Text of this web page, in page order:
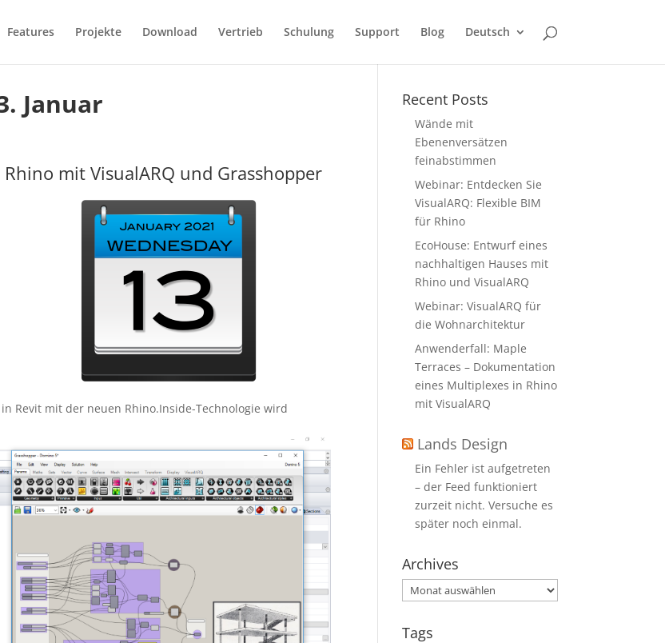
Features Projekte Download Vertrieb Schulung Support Blog Deutsch
Januar
mit VisualARQ und Grasshopper
Revit mit der neuen Rhino.Inside-Technologie wird
Recent Posts
Wände mit
Ebenenversätzen
feinabstimmen
Webinar: Entdecken Sie
VisualARQ: Flexible BIM
für Rhino
EcoHouse: Entwurf eines
nachhaltigen Hauses mit
Rhino und VisualARQ
Webinar: VisualARQ für
die Wohnarchitektur
Anwenderfall: Maple
Terraces – Dokumentation
eines Multiplexes in Rhino
mit VisualARQ
Lands Design
Ein Fehler ist aufgetreten
– der Feed funktioniert
zurzeit nicht. Versuche es
später noch einmal.
Archives
Archives
Tags